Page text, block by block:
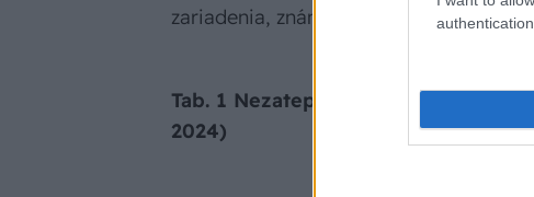
zariadenia, známe ako TCO (z
Tab. 1 Nezateplený rodinný dom,
2024)